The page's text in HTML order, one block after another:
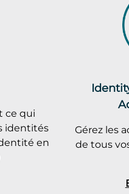
ce qui
identités
en
Gérez les
de tous